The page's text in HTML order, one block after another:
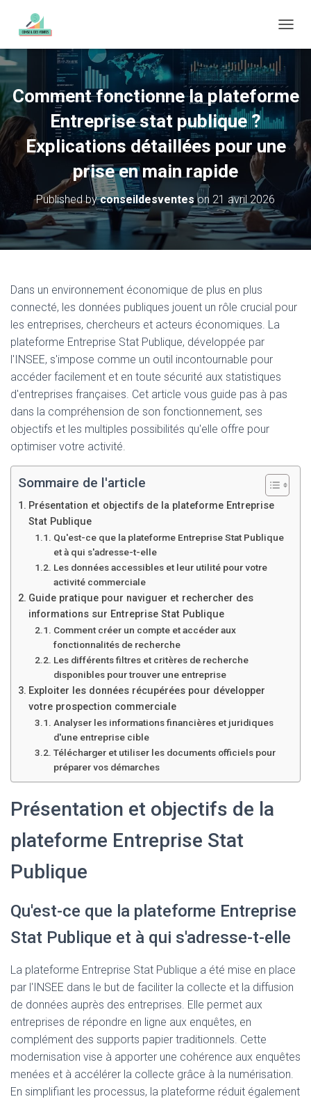
U
I
R
F
R
R
A
N
A
T
Comment fonctionne la plateforme
Entreprise stat publique ?
Explications détaillées pour une
prise en main rapide
Published byconseildesventeson 21 avril 2026
Dans un environnement économique de plus en plus
connecté, les données publiques jouent un rôle crucial pour
les entreprises, chercheurs et acteurs économiques. La
plateforme Entreprise Stat Publique, développée par
l'INSEE, s'impose comme un outil incontournable pour
accéder facilement et en toute sécurité aux statistiques
d'entreprises françaises. Cet article vous guide pas à pas
dans la compréhension de son fonctionnement, ses
objectifs et les multiples possibilités qu'elle offre pour
optimiser votre activité.
Sommaire de l'article
Présentation et objectifs de la plateforme Entreprise
Stat Publique
Qu'est-ce que la plateforme Entreprise Stat Publique
et à qui s'adresse-t-elle
Les données accessibles et leur utilité pour votre
activité commerciale
Guide pratique pour naviguer et rechercher des
informations sur Entreprise Stat Publique
Comment créer un compte et accéder aux
fonctionnalités de recherche
Les différents filtres et critères de recherche
disponibles pour trouver une entreprise
Exploiter les données récupérées pour développer
votre prospection commerciale
Analyser les informations financières et juridiques
d'une entreprise cible
Télécharger et utiliser les documents officiels pour
préparer vos démarches
Présentation et objectifs de la
plateforme Entreprise Stat
Publique
Qu'est-ce que la plateforme Entreprise
Stat Publique et à qui s'adresse-t-elle
La plateforme Entreprise Stat Publique a été mise en place
par l'INSEE dans le but de faciliter la collecte et la diffusion
de données auprès des entreprises. Elle permet aux
entreprises de répondre en ligne aux enquêtes, en
complément des supports papier traditionnels. Cette
modernisation vise à apporter une cohérence aux enquêtes
menées et à accélérer la collecte grâce à la numérisation.
En simplifiant les processus, la plateforme réduit également